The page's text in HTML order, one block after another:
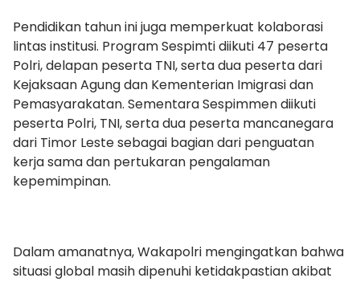
Pendidikan tahun ini juga memperkuat kolaborasi
lintas institusi. Program Sespimti diikuti 47 peserta
Polri, delapan peserta TNI, serta dua peserta dari
Kejaksaan Agung dan Kementerian Imigrasi dan
Pemasyarakatan. Sementara Sespimmen diikuti
peserta Polri, TNI, serta dua peserta mancanegara
dari Timor Leste sebagai bagian dari penguatan
kerja sama dan pertukaran pengalaman
kepemimpinan.
Dalam amanatnya, Wakapolri mengingatkan bahwa
situasi global masih dipenuhi ketidakpastian akibat